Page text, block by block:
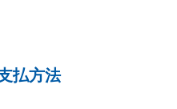
払方法